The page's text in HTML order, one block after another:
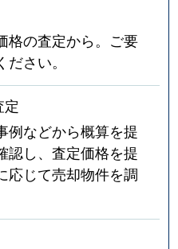
格の査定から。ご要
さい。
例などから概算を提
認し、査定価格を提
応じて売却物件を調